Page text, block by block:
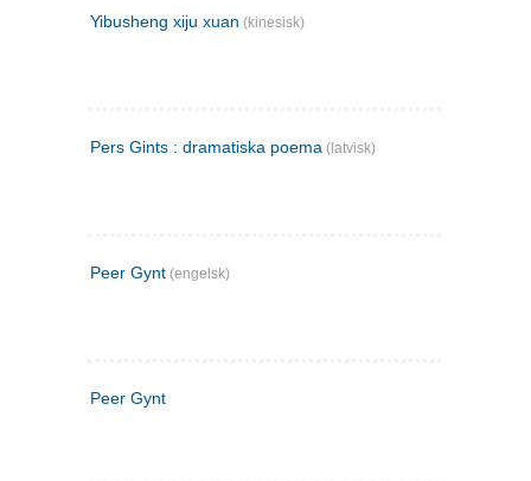
Yibusheng xiju xuan (kinesisk)
Pers Gints : dramatiska poema (latvisk)
Peer Gynt (engelsk)
Peer Gynt